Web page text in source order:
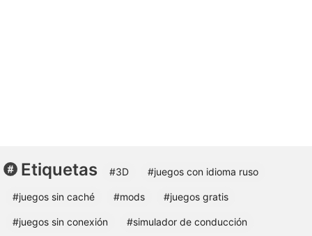
Etiquetas #3D #juegos con idioma ruso
#juegos sin caché #mods #juegos gratis
#juegos sin conexión #simulador de conducción